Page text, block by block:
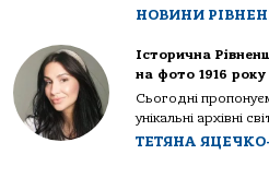
НОВИНИ
Історична
на фото 1916 року
Сьогодні
унікальні архівні
ТЕТЯНА